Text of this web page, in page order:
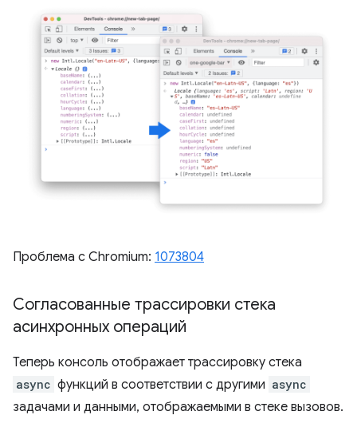
Проблема с Chromium: 1073804
Согласованные трассировки стека
асинхронных операций
Теперь консоль отображает трассировку стека
async функций в соответствии с другими async
задачами и данными, отображаемыми в стеке вызовов.